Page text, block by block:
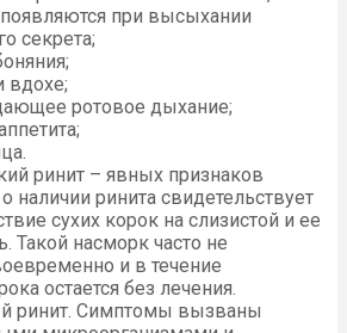
при высыхании
секрета;
вдохе;
ротовое дыхание;
ринит – явных признаков
наличии ринита свидетельствует
сухих корок на слизистой и ее
Такой насморк часто не
и в течение
остается без лечения.
ринит. Симптомы вызваны